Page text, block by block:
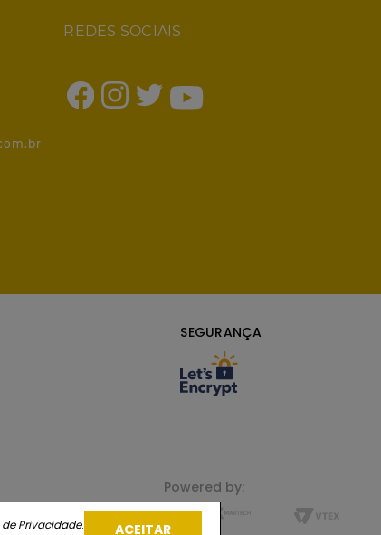
REDES SOCIAIS
SEGURANÇA
Powered by:
Privacidade. ACEITAR